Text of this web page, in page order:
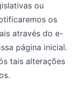
ou
os
através do e-
página inicial.
tais alterações